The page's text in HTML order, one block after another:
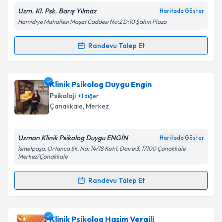
Uzm. Kl. Psk. Barış Yılmaz Haritada Göster
Hamidiye Mahallesi Maşat Caddesi No:2 D:10 Şahin Plaza
Randevu Talep Et
Randevu Takvimi Talebi
Klinik Psikolog Barış Yılmaziçin randevu takvimi
talebi oluşturun. Size bu uzmandan randevu almanız
için bir takvim hazırlandığında e-posta ile
bilgilendireceğiz.
Kişisel verilerimin işlenmesine ilişkin
Metni'ni okudum ve kişisel verilerimin belirtilen
Klinik Psikolog Duygu Engin
Psikoloji +1diğer
Çanakkale, Merkez
Uzman Klinik Psikolog Duygu ENGİN Haritada Göster
İsmetpaşa, Ortanca Sk. No: 14/18 Kat:1, Daire:3, 17100 Çanakkale
Merkez/Çanakkale
Randevu Talep Et
Randevu Takvimi Talebi
Klinik Psikolog Duygu Enginiçin randevu takvimi
Klinik Psikolog Haşim Vergili